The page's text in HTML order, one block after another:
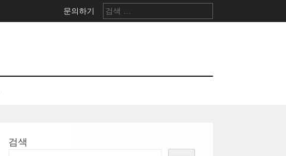
문의하기
검
색:
검색